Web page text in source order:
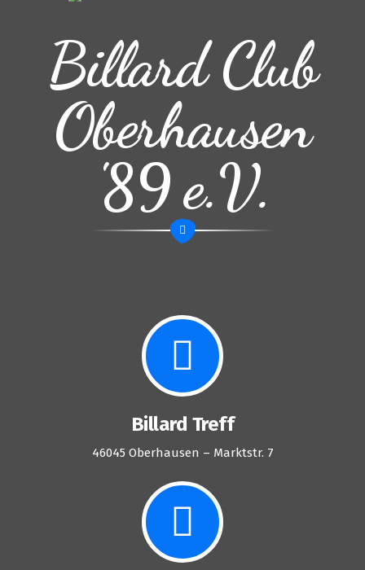
Billard Club
Oberhausen
'89 e.V.
Billard Treff
46045 Oberhausen – Marktstr. 7